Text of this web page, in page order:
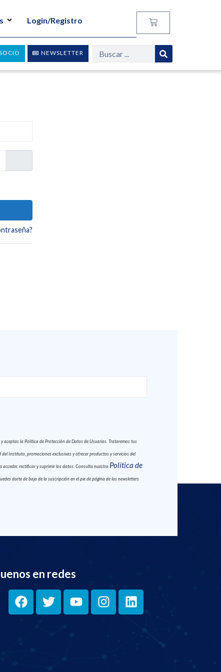
Login/Registro
NEWSLETTER
y aceptas la Política de Protección de Datos de Usuarios. Trataremos tus
Instituto, promociones exclusivas y ofrecer productos y servicios del
rectificar y suprimir los datos. Consulta nuestra Política de
darte de baja de la suscripción en el pie de página de las newsletters
en redes